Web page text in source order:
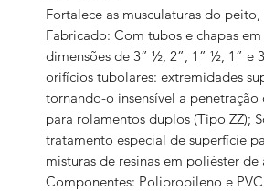
Fortalece as musculaturas do peito,
Fabricado: Com tubos e chapas
dimensões de 3” ½, 2”, 1” ½, 1” e
orifícios tubolares: extremidades
tornando-o insensível a
para rolamentos duplos (Tipo ZZ);
tratamento especial de superfície
misturas de resinas em poliéster
Componentes: Polipropileno e